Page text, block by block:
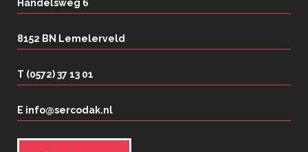
Handelsweg 6
8152 BN Lemelerveld
T (0572) 37 13 01
E info@sercodak.nl